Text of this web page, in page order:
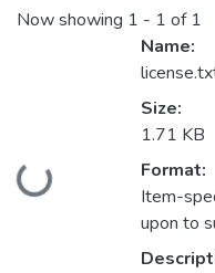
Now showing 1 - 1 of 1
Loading...
Name:
Size:
1.71 KB
Format:
Item-
upon to